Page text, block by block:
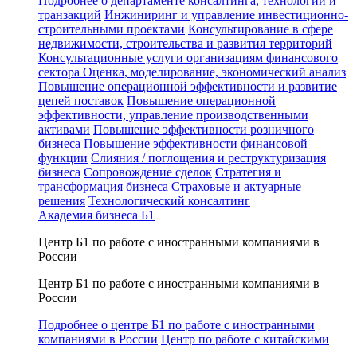
транзакций Инжиниринг и управление инвестиционно-
строительными проектами Консультирование в сфере
недвижимости, строительства и развития территорий
Консультационные услуги организациям финансового
сектора Оценка, моделирование, экономический анализ
Повышение операционной эффективности и развитие
цепей поставок Повышение операционной
эффективности, управление производственными
активами Повышение эффективности розничного
бизнеса Повышение эффективности финансовой
функции Слияния / поглощения и реструктуризация
бизнеса Сопровождение сделок Стратегия и
трансформация бизнеса Страховые и актуарные
решения Технологический консалтинг
Академия бизнеса Б1
Центр Б1 по работе с иностранными компаниями в
России
Центр Б1 по работе с иностранными компаниями в
России
Подробнее о центре Б1 по работе с иностранными
компаниями в России Центр по работе с китайскими